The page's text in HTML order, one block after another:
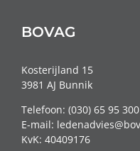
BOVAG
Kosterijland 15
3981 AJ Bunnik
Telefoon: (030) 65 95 300
E-mail:
KvK: 40409176